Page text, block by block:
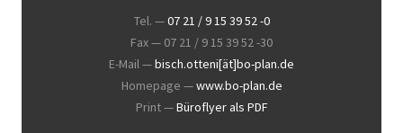
Tel. —07 21 / 9 15 39 52 -0
Fax — 07 21 / 9 15 39 52 -30
E-Mail —bisch.otteni[ät]bo-plan.de
Homepage —www.bo-plan.de
Print —Büroflyer als PDF